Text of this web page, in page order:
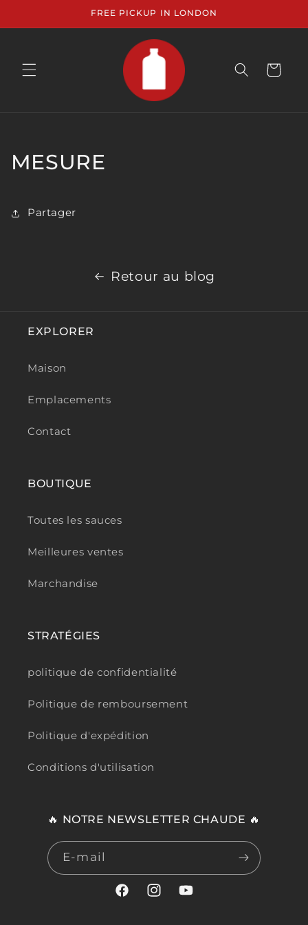
au
FREE PICKUP IN LONDON
Panier
MESURE
Partager
Retour au blog
EXPLORER
Maison
Emplacements
Contact
BOUTIQUE
Toutes les sauces
Meilleures ventes
Marchandise
STRATÉGIES
politique de confidentialité
Politique de remboursement
Politique d'expédition
Conditions d'utilisation
🔥 NOTRE NEWSLETTER CHAUDE 🔥
E-mail
FacebookInstagramYouTube